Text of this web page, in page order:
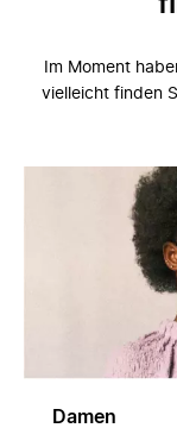
Im Moment
vielleicht finden
Damen